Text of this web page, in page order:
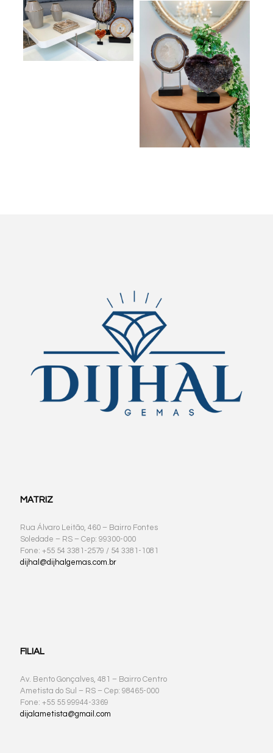
MATRIZ
Rua Álvaro Leitão, 460 – Bairro Fontes
Soledade – RS – Cep: 99300-000
Fone: +55 54 3381-2579 / 54 3381-1081
dijhal@dijhalgemas.com.br
FILIAL
Av. Bento Gonçalves, 481 – Bairro Centro
Ametista do Sul – RS – Cep: 98465-000
Fone: +55 55 99944-3369
dijalametista@gmail.com